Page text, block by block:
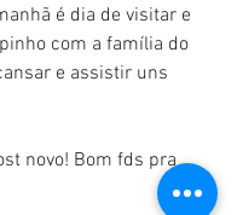
é dia de visitar e
com a família do
e assistir uns
novo! Bom fds pra